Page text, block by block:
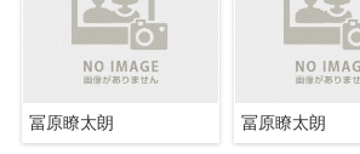
冨原瞭太朗 冨原瞭太朗